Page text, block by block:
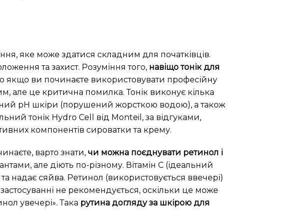
яке може здатися складним для початківців.
та захист. Розуміння того, навіщо тонік для
якщо ви починаєте використовувати професійну
але це критична помилка. Тонік виконує кілька
pH шкіри (порушений жорсткою водою), а також
тонік Hydro Cell від Monteil, за відгуками,
компонентів сироватки та крему.
варто знати, чи можна поєднувати ретинол і
але діють по-різному. Вітамін С (ідеальний
надає сяйва. Ретинол (використовується ввечері)
не рекомендується, оскільки це може
увечері». Така рутина догляду за шкірою для